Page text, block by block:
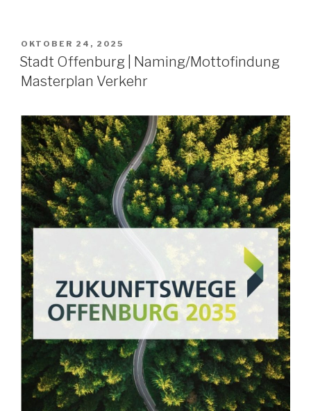
VERÖFFENTLICHT
AM
OKTOBER 24, 2025
Stadt Offenburg | Naming/Mottofindung
Masterplan Verkehr